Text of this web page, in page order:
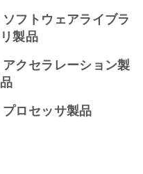
ソフトウェアライブラ
リ製品
アクセラレーション製
品
プロセッサ製品